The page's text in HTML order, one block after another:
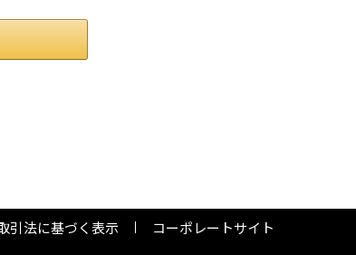
引法に基づく表示 コーポレートサイト